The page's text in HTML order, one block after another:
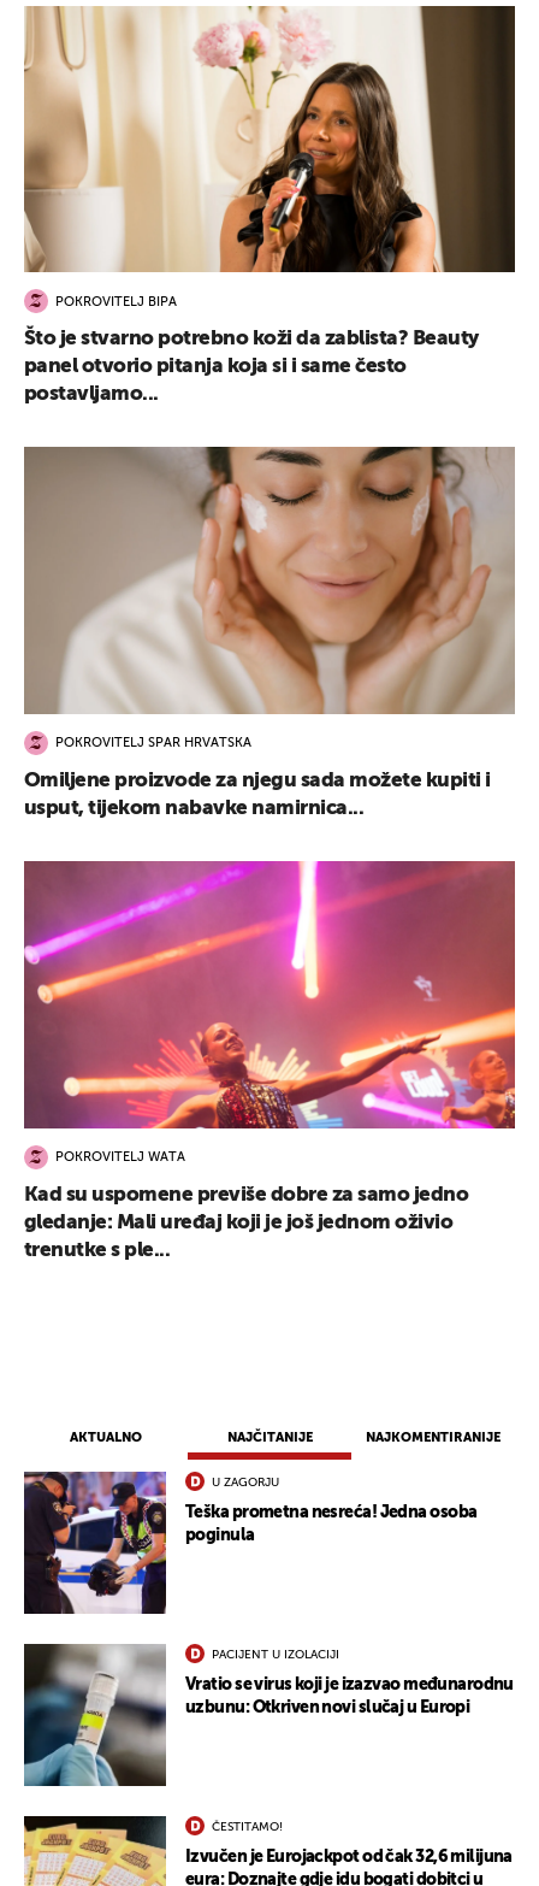
AKTUALNO NAJČITANIJE NAJKOMENTIRANIJE
U ZAGORJU
Teška prometna nesreća! Jedna osoba
poginula
PACIJENT U IZOLACIJI
Vratio se virus koji je izazvao međunarodnu
uzbunu: Otkriven novi slučaj u Europi
ČESTITAMO!
Izvučen je Eurojackpot od čak 32,6 milijuna
eura: Doznajte gdje idu bogati dobitci u
POKROVITELJ BIPA
Što je stvarno potrebno koži da zablista? Beauty
panel otvorio pitanja koja si i same često
postavljamo...
POKROVITELJ SPAR HRVATSKA
Omiljene proizvode za njegu sada možete kupiti i
usput, tijekom nabavke namirnica...
POKROVITELJ WATA
Kad su uspomene previše dobre za samo jedno
gledanje: Mali uređaj koji je još jednom oživio
trenutke s ple...